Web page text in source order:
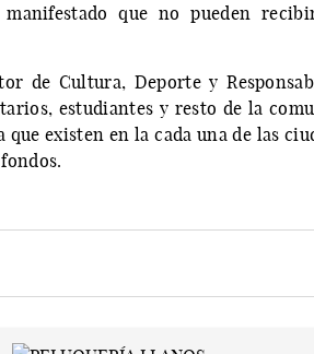
que no pueden
de Cultura, Deporte y
estudiantes y resto de la
existen en la cada una de las